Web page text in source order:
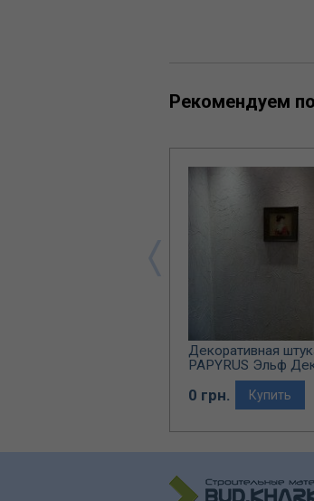
Рекомендуем
Декоративная
PAPYRUS Эльф
0 грн. Купить